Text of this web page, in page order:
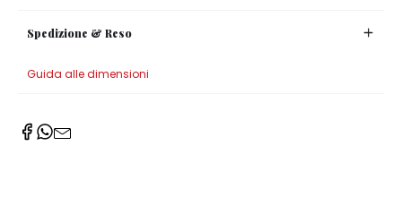
Spedizione & Reso
Guida alle dimensioni